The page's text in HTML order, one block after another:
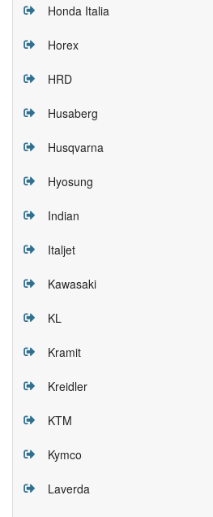
Honda Italia
Horex
HRD
Husaberg
Husqvarna
Hyosung
Indian
Italjet
Kawasaki
KL
Kramit
Kreidler
KTM
Kymco
Laverda